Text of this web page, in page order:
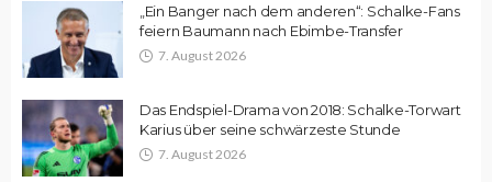
„Ein Banger nach dem anderen“: Schalke-Fans
feiern Baumann nach Ebimbe-Transfer
7. August 2026
Das Endspiel-Drama von 2018: Schalke-Torwart
Karius über seine schwärzeste Stunde
7. August 2026